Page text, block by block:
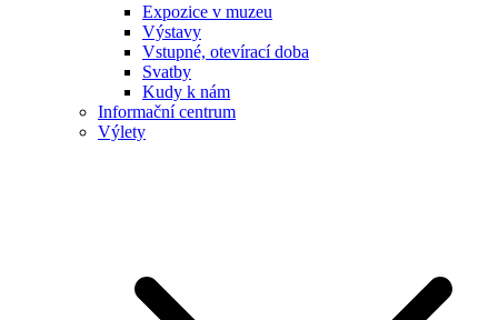
Expozice v muzeu
Výstavy
Vstupné, otevírací doba
Svatby
Kudy k nám
Informační centrum
Výlety